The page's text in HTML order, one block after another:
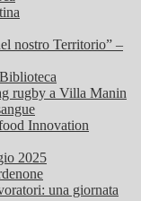
nostro Territorio” –
rugby a Villa Manin
Innovation
2025
una giornata